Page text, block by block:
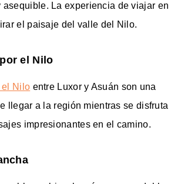
asequible. La experiencia de viajar en
el paisaje del valle del Nilo.
el Nilo
el Nilo entre Luxor y Asuán son una
llegar a la región mientras se disfruta
impresionantes en el camino.